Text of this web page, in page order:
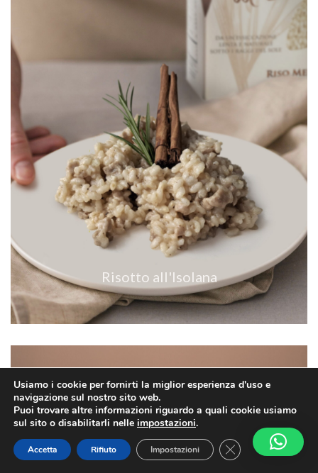
Risotto all'Isolana
VEDI RICETTA
Usiamo i cookie per fornirti la miglior esperienza d'uso e
navigazione sul nostro sito web.
Puoi trovare altre informazioni riguardo a quali cookie usiamo
sul sito o disabilitarli nelle impostazioni.
Accetta Rifiuto Impostazioni Close GDPR